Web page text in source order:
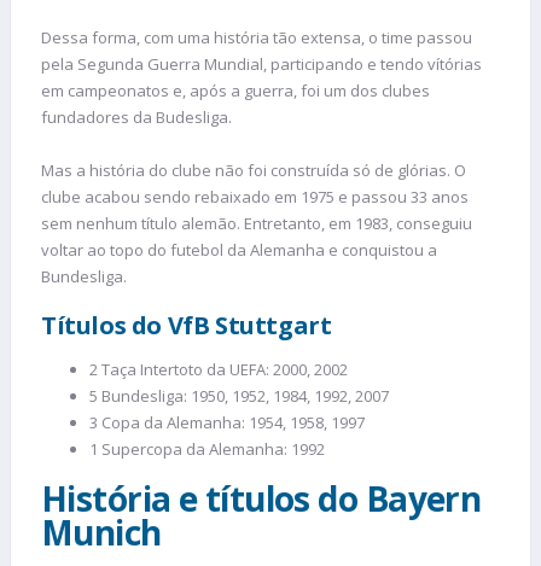
Dessa forma, com uma história tão extensa, o time passou
pela Segunda Guerra Mundial, participando e tendo vítórias
em campeonatos e, após a guerra, foi um dos clubes
fundadores da Budesliga.
Mas a história do clube não foi construída só de glórias. O
clube acabou sendo rebaixado em 1975 e passou 33 anos
sem nenhum título alemão. Entretanto, em 1983, conseguiu
voltar ao topo do futebol da Alemanha e conquistou a
Bundesliga.
Títulos do VfB Stuttgart
2 Taça Intertoto da UEFA: 2000, 2002
5 Bundesliga: 1950, 1952, 1984, 1992, 2007
3 Copa da Alemanha: 1954, 1958, 1997
1 Supercopa da Alemanha: 1992
História e títulos do Bayern
Munich